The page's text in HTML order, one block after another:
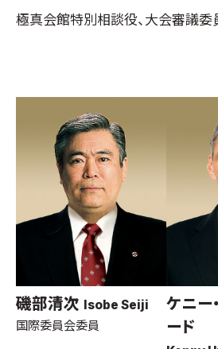
極真会館特別相談役、大会審議委
磯部清次 Isobe Seiji
国際委員会委員
ケニー
ード